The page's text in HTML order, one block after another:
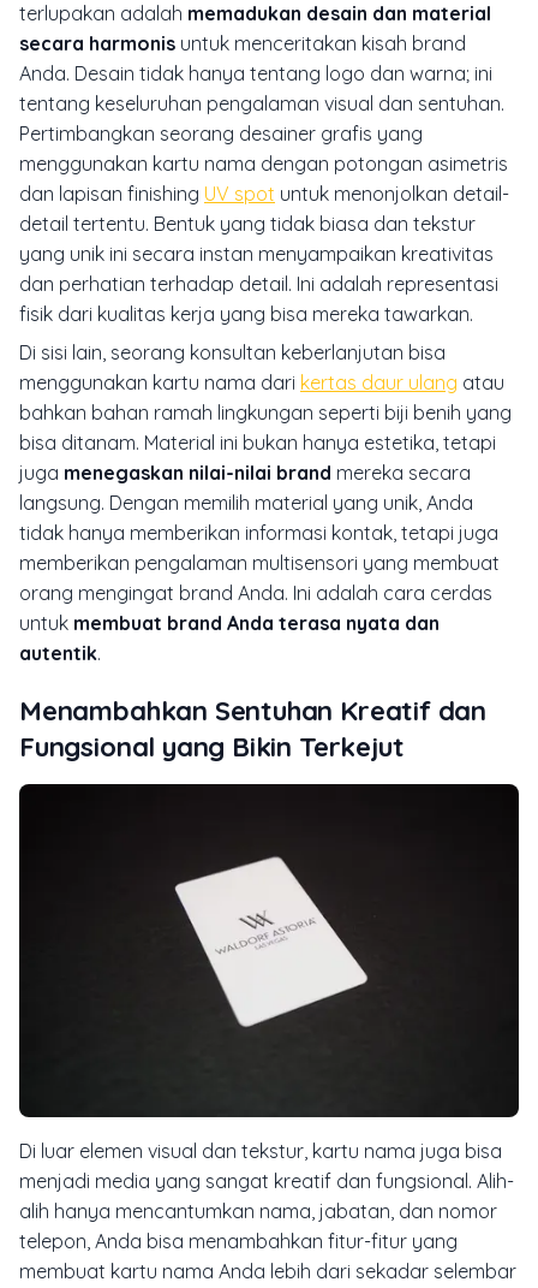
terlupakan adalah memadukan desain dan material
secara harmonis untuk menceritakan kisah brand
Anda. Desain tidak hanya tentang logo dan warna; ini
tentang keseluruhan pengalaman visual dan sentuhan.
Pertimbangkan seorang desainer grafis yang
menggunakan kartu nama dengan potongan asimetris
dan lapisan finishing UV spot untuk menonjolkan detail-
detail tertentu. Bentuk yang tidak biasa dan tekstur
yang unik ini secara instan menyampaikan kreativitas
dan perhatian terhadap detail. Ini adalah representasi
fisik dari kualitas kerja yang bisa mereka tawarkan.
Di sisi lain, seorang konsultan keberlanjutan bisa
menggunakan kartu nama dari kertas daur ulang atau
bahkan bahan ramah lingkungan seperti biji benih yang
bisa ditanam. Material ini bukan hanya estetika, tetapi
juga menegaskan nilai-nilai brand mereka secara
langsung. Dengan memilih material yang unik, Anda
tidak hanya memberikan informasi kontak, tetapi juga
memberikan pengalaman multisensori yang membuat
orang mengingat brand Anda. Ini adalah cara cerdas
untuk membuat brand Anda terasa nyata dan
autentik.
Menambahkan Sentuhan Kreatif dan
Fungsional yang Bikin Terkejut
Di luar elemen visual dan tekstur, kartu nama juga bisa
menjadi media yang sangat kreatif dan fungsional. Alih-
alih hanya mencantumkan nama, jabatan, dan nomor
telepon, Anda bisa menambahkan fitur-fitur yang
membuat kartu nama Anda lebih dari sekadar selembar